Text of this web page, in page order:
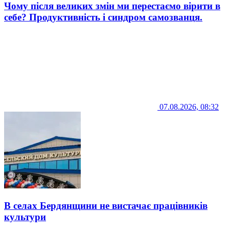
Чому після великих змін ми перестаємо вірити в
себе? Продуктивність і синдром самозванця.
07.08.2026, 08:32
В селах Бердянщини не вистачає працівників
культури